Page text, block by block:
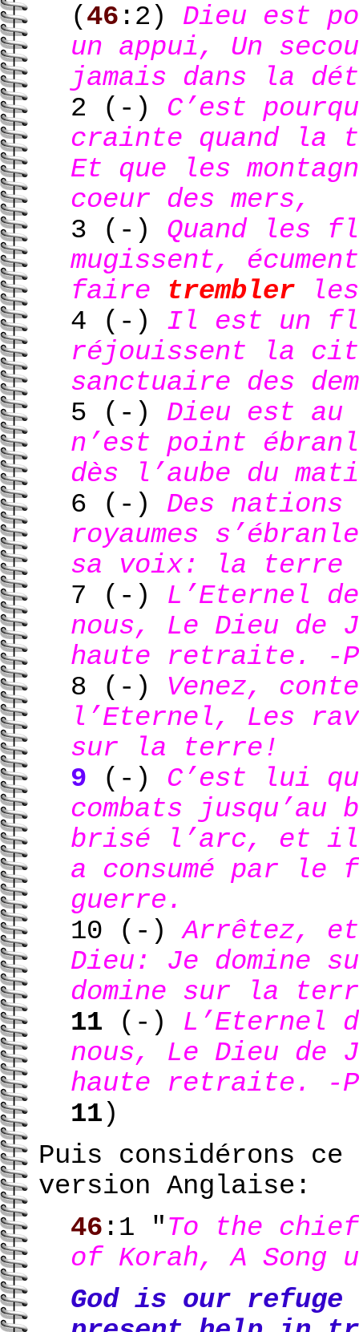
( 46 :2) Dieu est
un appui, Un
jamais dans la
2 (-) C’est
crainte quand la
Et que les
coeur des mers,
3 (-) Quand les
mugissent,
faire
trembler
4 (-)
Il est un
réjouissent la
sanctuaire des
5 (-) Dieu est
n’est point
dès l’aube du
6 (-)
Des
royaumes
sa voix: la terre
7 (-) L’Eternel
nous, Le Dieu de
haute retraite. -
8 (-)
Venez,
l’Eternel, Les
sur la terre!
9 (-) C’est lui
combats
brisé l’arc, et il
a consumé par le
guerre.
10 (-)Arrêtez,
Dieu: Je domine
domine sur la
11 (-) L’Eternel
nous, Le Dieu de
haute retraite. -
11 )
Puis considérons ce
version Anglaise:
46 :1 "To the
of Korah, A Song
God is our